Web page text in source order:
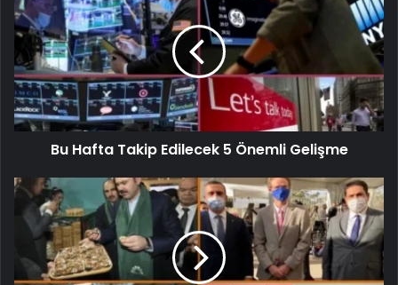
Bu Hafta Takip Edilecek 5 Önemli Gelişme